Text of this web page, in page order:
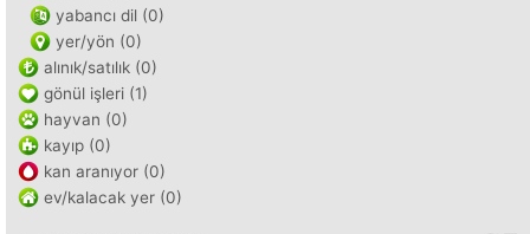
yabancı dil (0)
yer/yön (0)
alınık/satılık (0)
gönül işleri (1)
hayvan (0)
kayıp (0)
kan aranıyor (0)
ev/kalacak yer (0)